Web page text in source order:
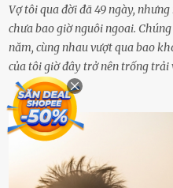
Vợ tôi qua đời đã 49 ngày,
chưa bao giờ nguôi ngoai.
năm, cùng nhau vượt qua bao
của tôi giờ đây trở nên trống trải
góc trong nhà đều gợi nhớ về
mà tôi đã yêu thương và chia sẻ
rơi vào khoảng trống vô tận,
ngồi lặng lẽ nhớ về cô ấy.
chìm đắm trong đau khổ. Họ
thiết đã đến bên, giúp tôi tổ